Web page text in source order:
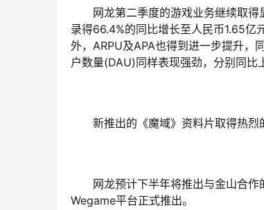
网龙第二季度的游戏业务继续取
录得66.4%的同比增长至人民币1.65
外，ARPU及APA也得到进一步提升，
户数量(DAU)同样表现强劲，分别同比
新推出的《魔域》资料片取得热烈
网龙预计下半年将推出与金山合
Wegame平台正式推出。